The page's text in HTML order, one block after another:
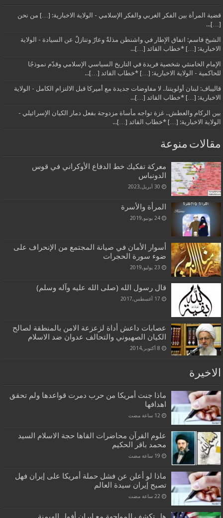
قضية المرأة بين الفكر الغربي والفكر الإسلامي - الولاية الاخبارية: […] من نحن
[…]...
الشيخ قاسم: اتفاق الإطار في واشنطن مذلةٌ وعارٌ وتنازلٌ عن السيادة - الولاية
الاخبارية: […] *خطاب القائد […]...
الإمام الخامنئي شخصية فريدة في التاريخ السياسي الإسلامي وقدّم نموذجًا
للحاكمية - الولاية الاخبارية: […] *خطاب القائد […]...
قاليباف: لبنان أولويتنا.. لا مفاوضات جديدة مع أميركا قبل الالتزام الكامل - الولاية
الاخبارية: […] *خطاب القائد […]...
بين الركام والعطش.. غزة تواجه مأساة مزدوجة بفعل دمار الكيان الإسرائيلي -
الولاية الاخبارية: […] *خطاب القائد […]...
مقالات منوعة
معركة تفكيك خط الدفاع الأوكراني في قوس
الدونباس
30 أبريل,2023
المرأة والأسرة
24 يونيو,2019
أسوار الأمان في صيانة المجتمع من الإنحراف على
ضوء سورة الحجرات
23 يوليو,2019
قال رسول الله (صلى الله عليه وآله وسلم)
17 أغسطس,2017
عصابات داعش أداة لزعزعة الامن بالمنطقة لصالح
الكيان الصهيوني والتحالف عدوان ضد الاسلام
8 أكتوبر,2014
الاخيرة
ماذا جنت أمريكا من حرب دمرت قواعدها ولم تحقق
اهدافها
علوم القرآن محاضرات القاها حجة الاسلام السيد
محمد باقر الحكيم
ماذا لو أعلن عن فشل حملة أمريكا على إيران فهل
تصبح إيران سيدة العالم